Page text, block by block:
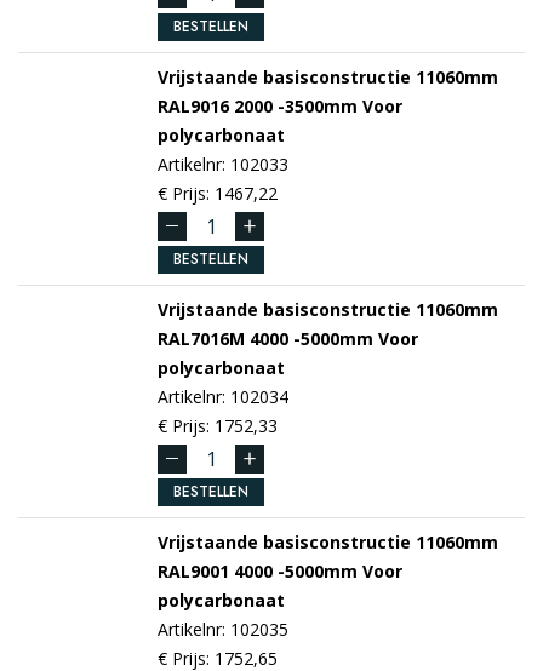
BESTELLEN
Vrijstaande basisconstructie 11060mm
RAL90162000 -3500mm Voor
polycarbonaat
Artikelnr: 102033
€ Prijs: 1467,22
BESTELLEN
Vrijstaande basisconstructie 11060mm
RAL7016M 4000 -5000mm Voor
polycarbonaat
Artikelnr: 102034
€ Prijs: 1752,33
BESTELLEN
Vrijstaande basisconstructie 11060mm
RAL9001 4000 -5000mm Voor
polycarbonaat
Artikelnr: 102035
€ Prijs: 1752,65